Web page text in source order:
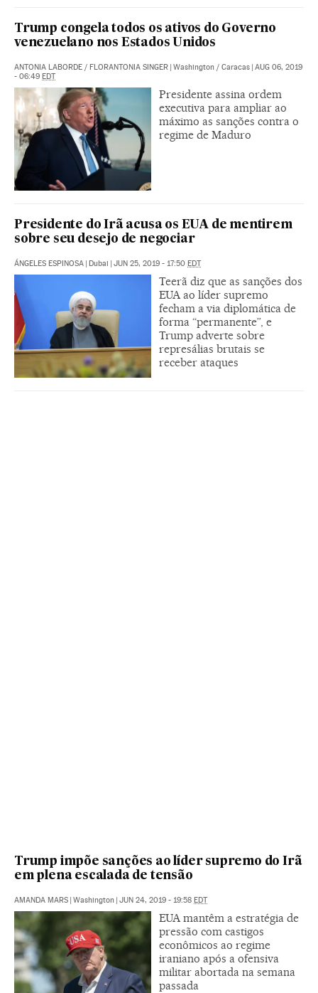
Trump congela todos os ativos do Governo
venezuelano nos Estados Unidos
ANTONIA LABORDE / FLORANTONIA SINGER | Washington / Caracas | AUG 06, 2019
- 06:49 EDT
Presidente assina ordem
executiva para ampliar ao
máximo as sanções contra o
regime de Maduro
Presidente do Irã acusa os EUA de mentirem
sobre seu desejo de negociar
ÁNGELES ESPINOSA | Dubai | JUN 25, 2019 - 17:50 EDT
Teerã diz que as sanções dos
EUA ao líder supremo
fecham a via diplomática de
forma “permanente”, e
Trump adverte sobre
represálias brutais se
receber ataques
Trump impõe sanções ao líder supremo do Irã
em plena escalada de tensão
AMANDA MARS | Washington | JUN 24, 2019 - 19:58 EDT
EUA mantêm a estratégia de
pressão com castigos
econômicos ao regime
iraniano após a ofensiva
militar abortada na semana
passada